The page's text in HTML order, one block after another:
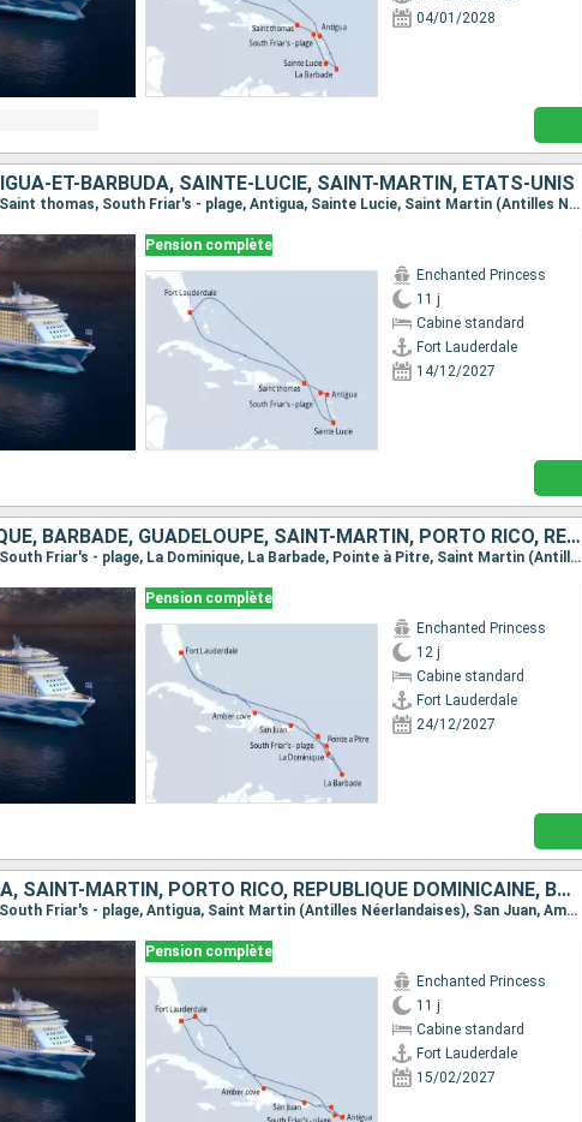
04/01/2028
ET-BARBUDA, SAINTE-LUCIE, SAINT-MARTIN, ÉTATS-UNIS
Itinéraire : Fort Lauderdale, Saint thomas, South Friar's - plage, Antigua, Sainte Lucie, Saint Martin (Antilles Néerlandaises), Fort Lauderdale
Pension complète
Enchanted Princess
11 j
Cabine standard
Fort Lauderdale
14/12/2027
ÉTATS-UNIS, DOMINIQUE, BARBADE, GUADELOUPE, SAINT-MARTIN, PORTO RICO, RÉPUBLIQUE DOMINICAINE
Itinéraire : Fort Lauderdale, South Friar's - plage, La Dominique, La Barbade, Pointe à Pitre, Saint Martin (Antilles Néerlandaises), San Juan, Amber cove, Fort Lauderdale
Pension complète
Enchanted Princess
12 j
Cabine standard
Fort Lauderdale
24/12/2027
ANTIGUA-ET-BARBUDA, SAINT-MARTIN, PORTO RICO, RÉPUBLIQUE DOMINICAINE, BAHAMAS, ÉTATS-UNIS
Itinéraire : Fort Lauderdale, South Friar's - plage, Antigua, Saint Martin (Antilles Néerlandaises), San Juan, Amber cove, Celebration Key, Fort Lauderdale
Pension complète
Enchanted Princess
11 j
Cabine standard
Fort Lauderdale
15/02/2027